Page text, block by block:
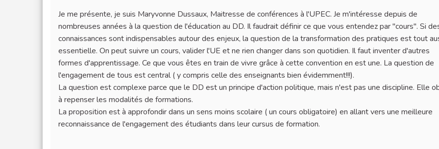
Je me présente, je suis Maryvonne Dussaux, Maitresse de conférences à l'UPEC. Je m'intéresse depuis de
nombreuses années à la question de l'éducation au DD. Il faudrait définir ce que vous entendez par "cours". Si
connaissances sont indispensables autour des enjeux, la question de la transformation des pratiques est tout
essentielle. On peut suivre un cours, valider l'UE et ne rien changer dans son quotidien. Il faut inventer d'autres
formes d'apprentissage. Ce que vous êtes en train de vivre grâce à cette convention en est une. La question de
l'engagement de tous est central ( y compris celle des enseignants bien évidemment!!!).
La question est complexe parce que le DD est un principe d'action politique, mais n'est pas une discipline. Elle
à repenser les modalités de formations.
La proposition est à approfondir dans un sens moins scolaire ( un cours obligatoire) en allant vers une meilleure
reconnaissance de l'engagement des étudiants dans leur cursus de formation.